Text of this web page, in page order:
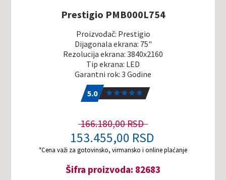
Prestigio PMB000L754
Proizvođač: Prestigio
Dijagonala ekrana: 75"
Rezolucija ekrana: 3840x2160
Tip ekrana: LED
Garantni rok: 3 Godine
5.0
166.180,00 RSD
153.455,00 RSD
*Cena važi za gotovinsko, virmansko i online plaćanje
Šifra proizvoda: 82683